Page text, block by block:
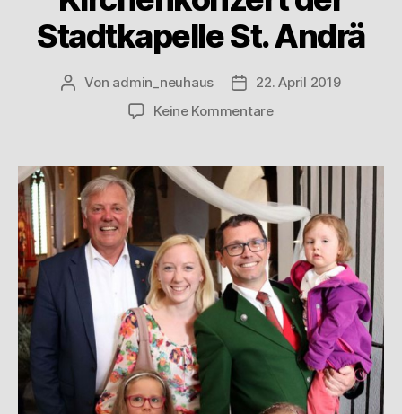
Stadtkapelle St. Andrä
Von admin_neuhaus
22. April 2019
Keine Kommentare